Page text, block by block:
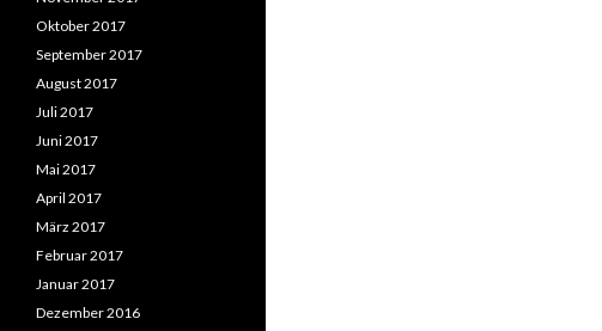
Oktober 2017
September 2017
August 2017
Juli 2017
Juni 2017
Mai 2017
April 2017
März 2017
Februar 2017
Januar 2017
Dezember 2016